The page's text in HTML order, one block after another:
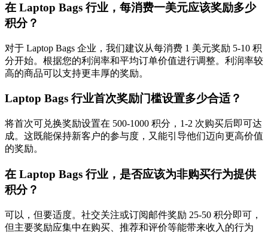
在 Laptop Bags 行业，每消费一美元应该奖励多少
积分？
对于 Laptop Bags 企业，我们建议从每消费 1 美元奖励 5-10 积
分开始。根据您的利润率和平均订单价值进行调整。利润率较
高的商品可以支持更丰厚的奖励。
Laptop Bags 行业首次奖励门槛设置多少合适？
将首次可兑换奖励设置在 500-1000 积分，1-2 次购买后即可达
成。这既能保持新客户的参与度，又能引导他们迈向更高价值
的奖励。
在 Laptop Bags 行业，是否应该为非购买行为提供
积分？
可以，但要适度。社交关注或订阅邮件奖励 25-50 积分即可，
但主要奖励应集中在购买、推荐和评价等能带来收入的行为